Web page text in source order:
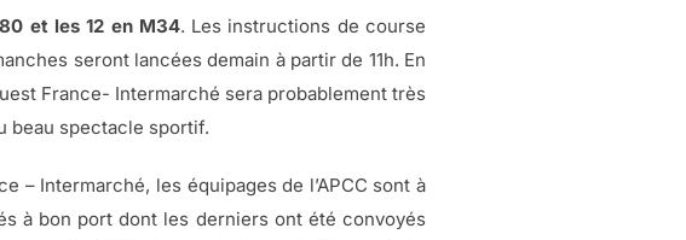
et les 12 en M34. Les instructions de course
seront lancées demain à partir de 11h. En
France- Intermarché sera probablement très
beau spectacle sportif.
– Intermarché, les équipages de l’APCC sont à
à bon port dont les derniers ont été convoyés